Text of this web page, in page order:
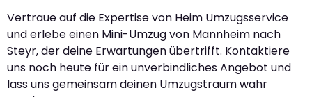
Vertraue auf die Expertise von Heim Umzugsservice
und erlebe einen Mini-Umzug von Mannheim nach
Steyr, der deine Erwartungen übertrifft. Kontaktiere
uns noch heute für ein unverbindliches Angebot und
lass uns gemeinsam deinen Umzugstraum wahr